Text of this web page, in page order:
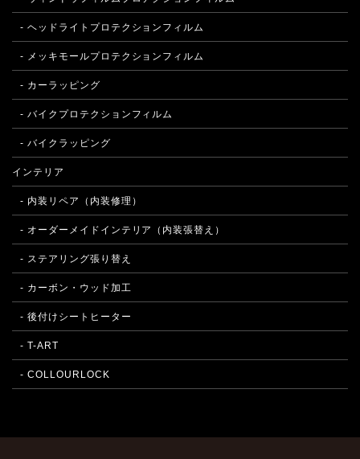
- ヘッドライトプロテクションフィルム
- メッキモールプロテクションフィルム
- カーラッピング
- バイクプロテクションフィルム
- バイクラッピング
インテリア
- 内装リペア（内装修理）
- オーダーメイドインテリア（内装張替え）
- ステアリング張り替え
- カーボン・ウッド加工
- 後付けシートヒーター
- T-ART
- COLLOURLOCK